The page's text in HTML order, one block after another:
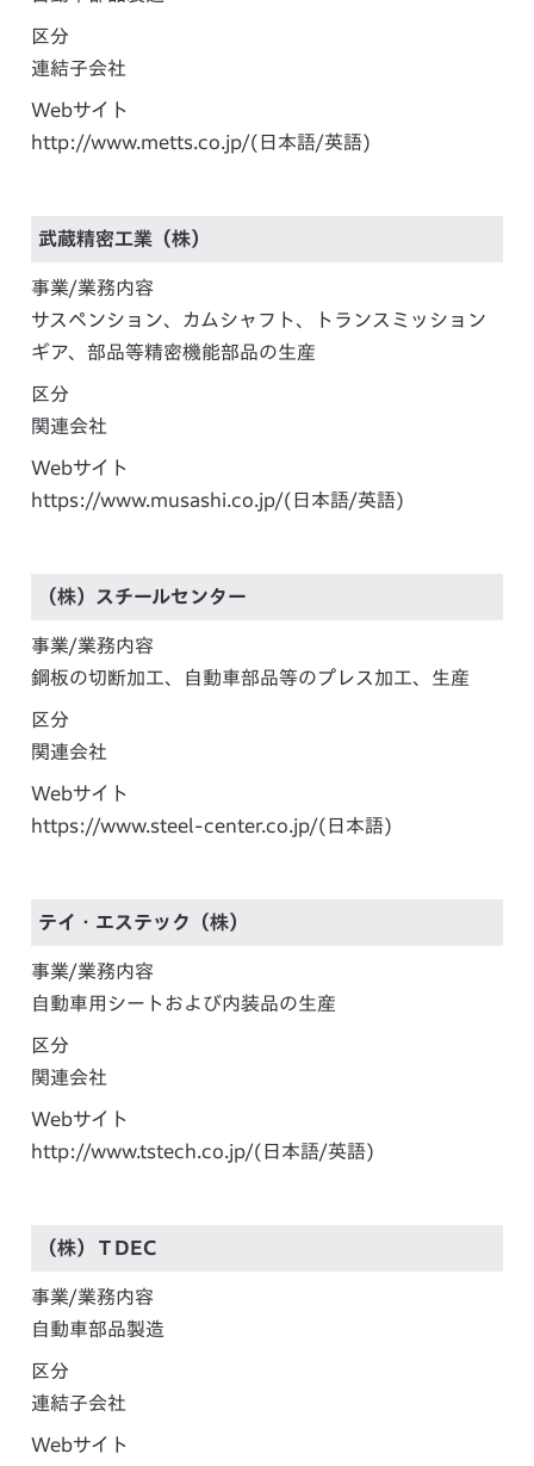
区分
連結子会社
Webサイト
http://www.metts.co.jp/(日本語/英語)
武蔵精密工業（株）
事業/業務内容
サスペンション、カムシャフト、トランスミッション
ギア、部品等精密機能部品の生産
区分
関連会社
Webサイト
https://www.musashi.co.jp/(日本語/英語)
（株）スチールセンター
事業/業務内容
鋼板の切断加工、自動車部品等のプレス加工、生産
区分
関連会社
Webサイト
https://www.steel-center.co.jp/(日本語)
テイ・エステック（株）
事業/業務内容
自動車用シートおよび内装品の生産
区分
関連会社
Webサイト
http://www.tstech.co.jp/(日本語/英語)
（株）ＴDEC
事業/業務内容
自動車部品製造
区分
連結子会社
Webサイト